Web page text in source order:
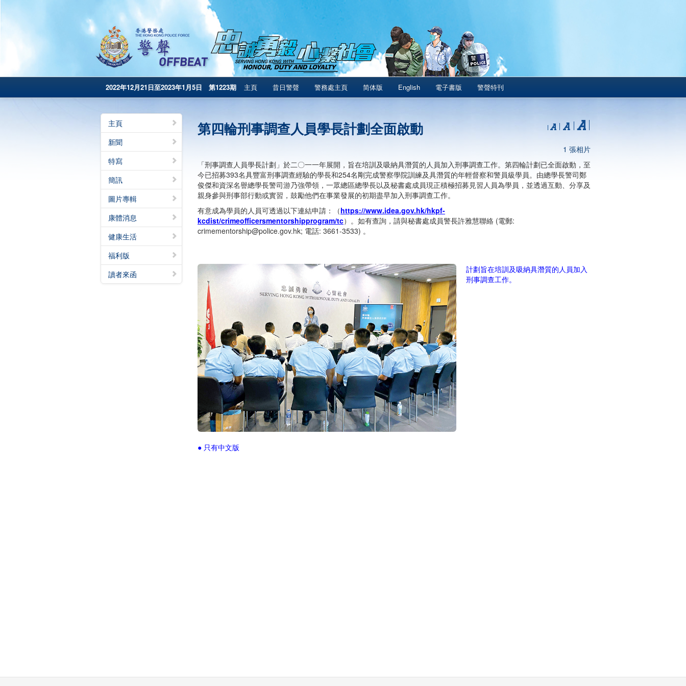
2022年12月21日至2023年1月5日 第1223期 主頁 昔日警聲 警務處主頁 简体版 English 電子書版 警聲特刊
主頁
新聞
特寫
簡訊
圖片專輯
康體消息
健康生活
福利版
讀者來函
第四輪刑事調查人員學長計劃全面啟動
1 張相片
「刑事調查人員學長計劃」於二〇一一年展開，旨在培訓及吸納具潛質的人員加入刑事調查工作。第四輪計劃已全面啟動，至
今已招募393名具豐富刑事調查經驗的學長和254名剛完成警察學院訓練及具潛質的年輕督察和警員級學員。由總學長警司鄭
俊傑和資深名譽總學長警司游乃強帶領，一眾總區總學長以及秘書處成員現正積極招募見習人員為學員，並透過互動、分享及
親身參與刑事部行動或實習，鼓勵他們在事業發展的初期盡早加入刑事調查工作。
有意成為學員的人員可透過以下連結申請：（https://www.idea.gov.hk/hkpf-
kcdist/crimeofficersmentorshipprogram/tc）。如有查詢，請與秘書處成員警長許雅慧聯絡 (電郵:
crimementorship@police.gov.hk; 電話: 3661-3533) 。
計劃旨在培訓及吸納具潛質的人員加入
刑事調查工作。
● 只有中文版